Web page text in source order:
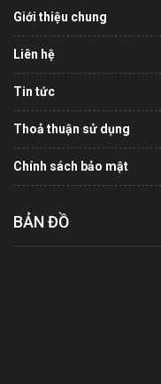
Giới thiệu chung
Liên hệ
Tin tức
Thoả thuận sử dụng
Chính sách bảo mật
BẢN ĐỒ